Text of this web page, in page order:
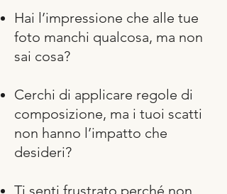
Hai l’impressione che alle tue
foto manchi qualcosa, ma non
sai cosa?
Cerchi di applicare regole di
composizione, ma i tuoi scatti
non hanno l’impatto che
desideri?
Ti senti frustrato perché non